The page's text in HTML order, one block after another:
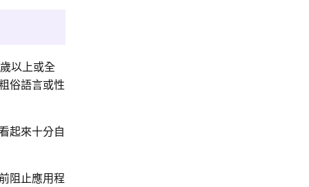
以上或全
俗語言或性
起來十分自
阻止應用程